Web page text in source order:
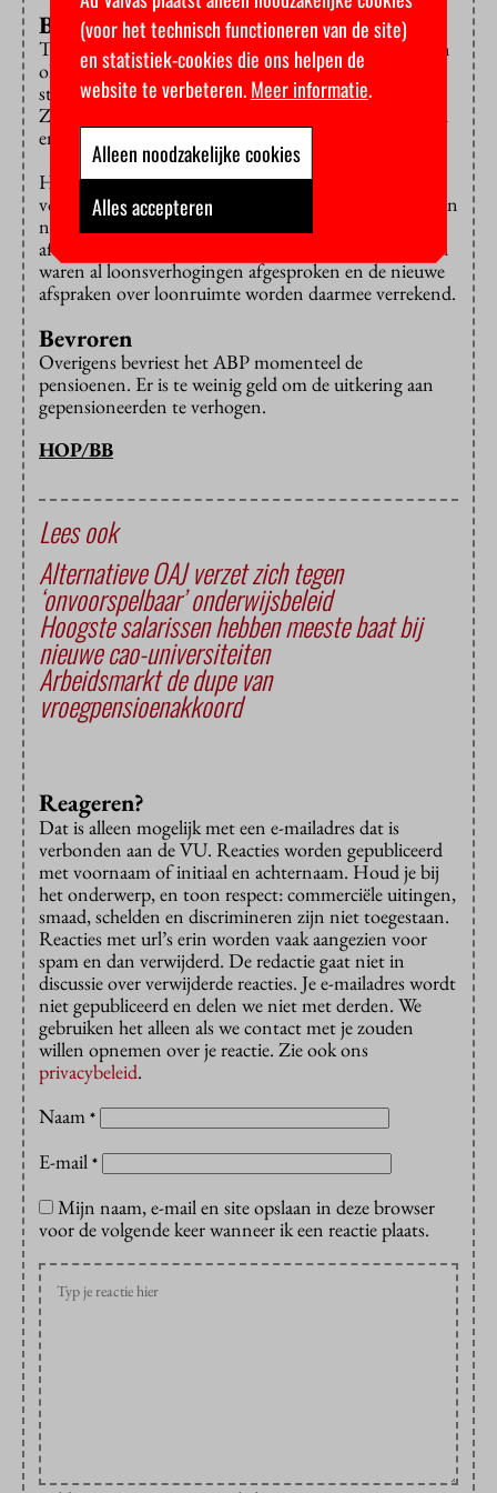
Brandbrief
Toch maakten zowel werkgevers als vakbonden zich in
oktober grote zorgen over de premiestijging. Ze
stuurden gezamenlijk eenbrandbriefaan het kabinet.
Zo’n stijging zou voor “zeer grote problemen” zorgen
en een goede cao “nagenoeg onmogelijk” maken.
Het is afwachten wat hetloonruimteakkoord
voor het hoger onderwijs betekent: het is namelijk geen
nieuwe cao, maar een soort paraplu boven
afzonderlijke cao’s. Met
hogescholen
waren al loonsverhogingen afgesproken en de nieuwe
afspraken over loonruimte worden daarmee verrekend.
Bevroren
Overigens bevriest het ABP momenteel de
pensioenen. Er is te weinig geld om de uitkering aan
gepensioneerden te verhogen.
HOP/BB
Lees ook
Alternatieve OAJ verzet zich tegen
‘onvoorspelbaar’ onderwijsbeleid
Hoogste salarissen hebben meeste baat bij
nieuwe cao-universiteiten
Arbeidsmarkt de dupe van
vroegpensioenakkoord
Reageren?
Dat is alleen mogelijk met een e-mailadres dat is
verbonden aan de VU. Reacties worden gepubliceerd
met voornaam of initiaal en achternaam. Houd je bij
het onderwerp, en toon respect: commerciële uitingen,
smaad, schelden en discrimineren zijn niet toegestaan.
Reacties met url’s erin worden vaak aangezien voor
spam en dan verwijderd. De redactie gaat niet in
discussie over verwijderde reacties. Je e-mailadres wordt
niet gepubliceerd en delen we niet met derden. We
gebruiken het alleen als we contact met je zouden
willen opnemen over je reactie. Zie ook ons
privacybeleid.
Naam *
E-mail *
Mijn naam, e-mail en site opslaan in deze browser
voor de volgende keer wanneer ik een reactie plaats.
(voor het technisch functioneren van de site)
en statistiek-cookies die ons helpen de
website te verbeteren.Meer informatie.
Alleen noodzakelijke cookies
Alles accepteren